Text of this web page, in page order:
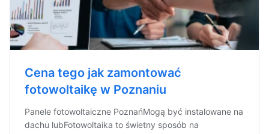
Cena tego jak zamontować
fotowoltaikę w Poznaniu
Panele fotowoltaiczne PoznańMogą być instalowane na
dachu lubFotowoltaika to świetny sposób na